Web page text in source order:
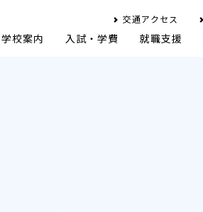
交通アクセス
学校案内 入試・学費 就職支援